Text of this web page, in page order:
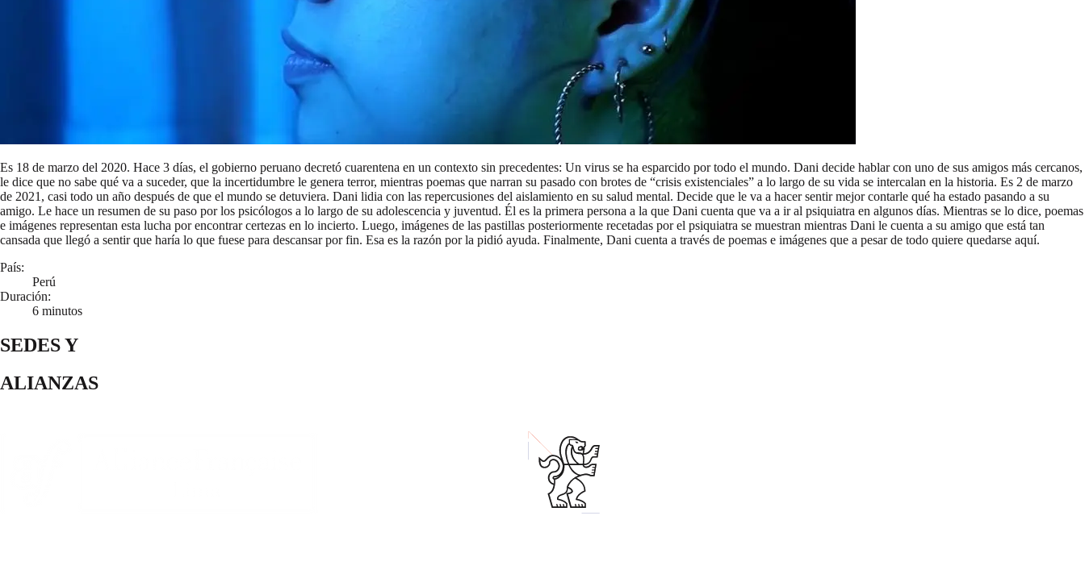
Es 18 de marzo del 2020. Hace 3 días, el gobierno peruano decretó cuarentena en un contexto sin precedentes: Un virus se ha esparcido por todo el mundo. Dani decide hablar con uno de sus amigos más cercanos,
le dice que no sabe qué va a suceder, que la incertidumbre le genera terror, mientras poemas que narran su pasado con brotes de “crisis existenciales” a lo largo de su vida se intercalan en la historia. Es 2 de marzo
de 2021, casi todo un año después de que el mundo se detuviera. Dani lidia con las repercusiones del aislamiento en su salud mental. Decide que le va a hacer sentir mejor contarle qué ha estado pasando a su
amigo. Le hace un resumen de su paso por los psicólogos a lo largo de su adolescencia y juventud. Él es la primera persona a la que Dani cuenta que va a ir al psiquiatra en algunos días. Mientras se lo dice, poemas
e imágenes representan esta lucha por encontrar certezas en lo incierto. Luego, imágenes de las pastillas posteriormente recetadas por el psiquiatra se muestran mientras Dani le cuenta a su amigo que está tan
cansada que llegó a sentir que haría lo que fuese para descansar por fin. Esa es la razón por la pidió ayuda. Finalmente, Dani cuenta a través de poemas e imágenes que a pesar de todo quiere quedarse aquí.
País:
Perú
Duración:
6 minutos
SEDES Y
ALIANZAS